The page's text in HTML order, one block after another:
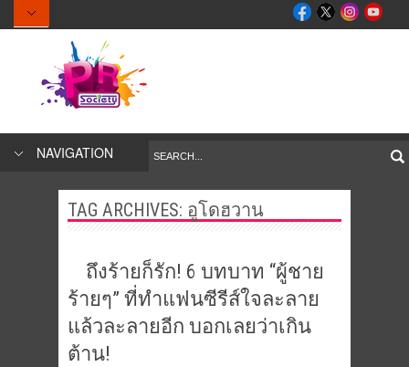
NAVIGATION
TAG ARCHIVES: อูโดฮวาน
ถึงร้ายก็รัก! 6 บทบาท “ผู้ชาย
ร้ายๆ” ที่ทำแฟนซีรีส์ใจละลาย
แล้วละลายอีก บอกเลยว่าเกิน
ต้าน!